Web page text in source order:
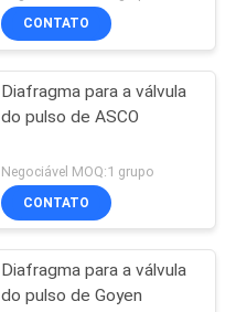
CONTATO
Diafragma para a válvula
do pulso de ASCO
Negociável MOQ:1 grupo
CONTATO
Diafragma para a válvula
do pulso de Goyen